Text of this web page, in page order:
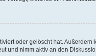
oder gelöscht hat.
und nimm aktiv an den